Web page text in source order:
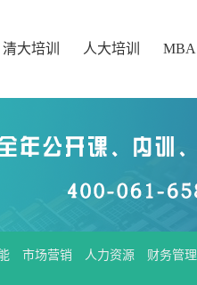
清大培训 人大培训 MBA
市场营销 人力资源 财务管理